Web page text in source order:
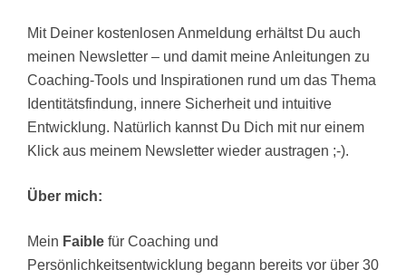
Mit Deiner kostenlosen Anmeldung erhältst Du auch
meinen Newsletter – und damit meine Anleitungen zu
Coaching-Tools und Inspirationen rund um das Thema
Identitätsfindung, innere Sicherheit und intuitive
Entwicklung. Natürlich kannst Du Dich mit nur einem
Klick aus meinem Newsletter wieder austragen ;-).
Über mich:
Mein Faible für Coaching und
Persönlichkeitsentwicklung begann bereits vor über 30